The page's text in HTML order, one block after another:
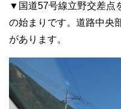
▼国道57号線立野交差点
の始まりです。道路中央
があります。